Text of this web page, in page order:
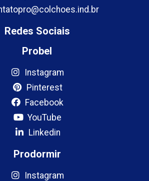
Redes Sociais
Probel
Instagram
Pinterest
Facebook
YouTube
Linkedin
Prodormir
Instagram